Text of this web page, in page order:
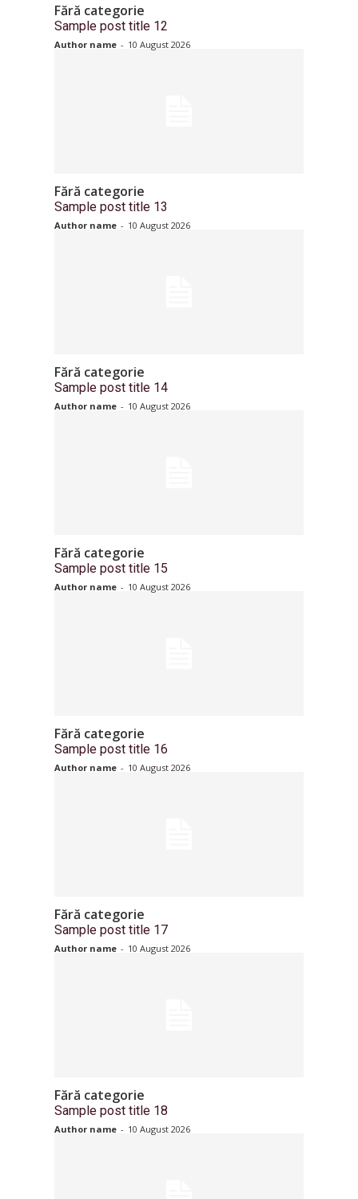
Fără categorie
Sample post title 12
Author name - 10 August 2026
Fără categorie
Sample post title 13
Author name - 10 August 2026
Fără categorie
Sample post title 14
Author name - 10 August 2026
Fără categorie
Sample post title 15
Author name - 10 August 2026
Fără categorie
Sample post title 16
Author name - 10 August 2026
Fără categorie
Sample post title 17
Author name - 10 August 2026
Fără categorie
Sample post title 18
Author name - 10 August 2026